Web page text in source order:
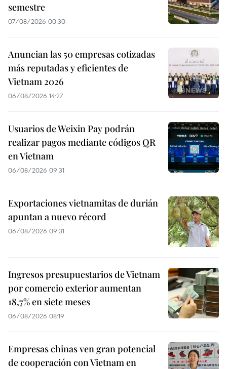
semestre
07/08/2026 00:30
Anuncian las 50 empresas cotizadas
más reputadas y eficientes de
Vietnam 2026
06/08/2026 14:27
Usuarios de Weixin Pay podrán
realizar pagos mediante códigos QR
en Vietnam
06/08/2026 09:31
Exportaciones vietnamitas de durián
apuntan a nuevo récord
06/08/2026 09:31
Ingresos presupuestarios de Vietnam
por comercio exterior aumentan
18,7% en siete meses
06/08/2026 08:19
Empresas chinas ven gran potencial
de cooperación con Vietnam en